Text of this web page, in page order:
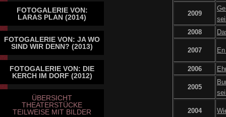
FOTOGALERIE VON:
LARAS PLAN (2014)
FOTOGALERIE VON: JA WO
SIND WIR DENN? (2013)
FOTOGALERIE VON: DIE
KERCH IM DORF (2012)
ÜBERSICHT
THEATERSTÜCKE
TEILWEISE MIT BILDER
2009
2008
2007
2006
2005
2004